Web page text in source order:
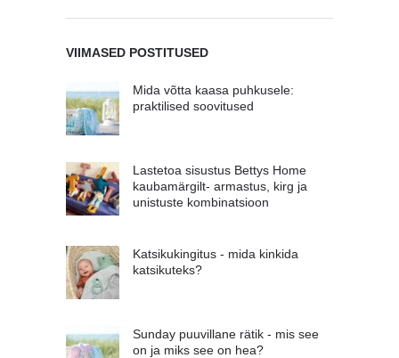
VIIMASED POSTITUSED
Mida võtta kaasa puhkusele:
praktilised soovitused
Lastetoa sisustus Bettys Home
kaubamärgilt- armastus, kirg ja
unistuste kombinatsioon
Katsikukingitus - mida kinkida
katsikuteks?
Sunday puuvillane rätik - mis see
on ja miks see on hea?